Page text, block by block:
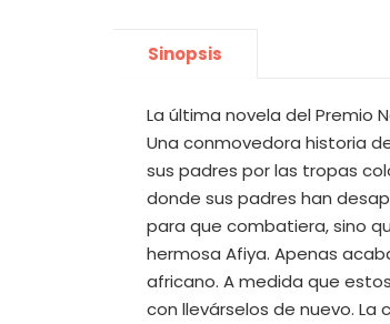
Sinopsis
La última novela del Premio
Una conmovedora historia
sus padres por las tropas
donde sus padres han
para que combatiera, sino
hermosa Afiya. Apenas
africano. A medida que
con llevárselos de nuevo. La